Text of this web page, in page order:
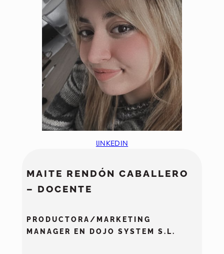
lINKEDIN
MAITE RENDÓN CABALLERO
– DOCENTE
PRODUCTORA/MARKETING
MANAGER EN DOJO SYSTEM S.L.